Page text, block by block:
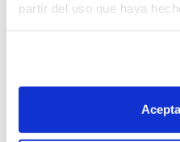
partir del uso que haya